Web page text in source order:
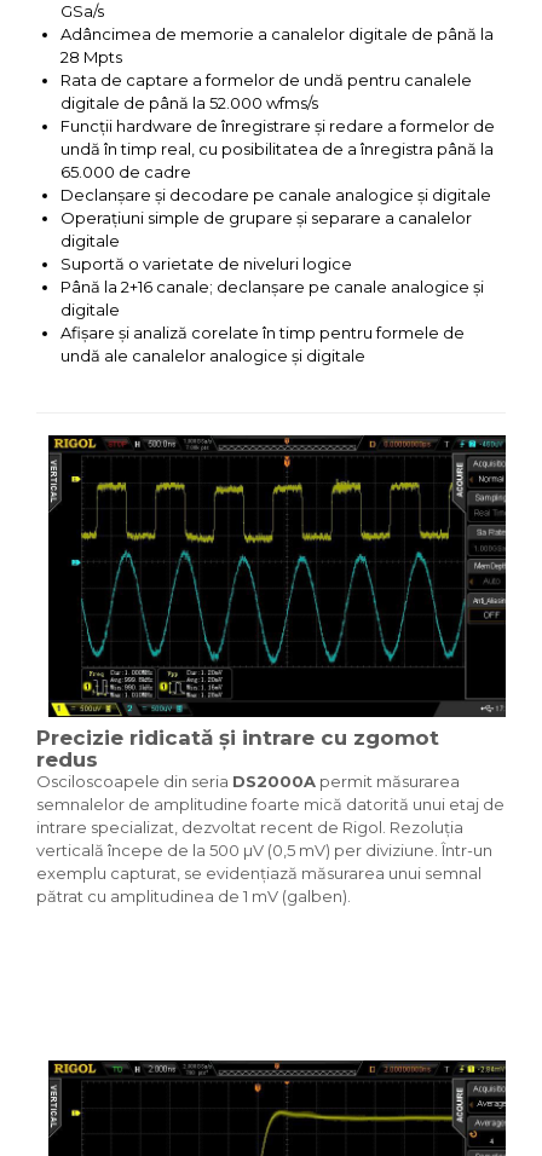
GSa/s
Adâncimea de memorie a canalelor digitale de până la
28 Mpts
Rata de captare a formelor de undă pentru canalele
digitale de până la 52.000 wfms/s
Funcții hardware de înregistrare și redare a formelor de
undă în timp real, cu posibilitatea de a înregistra până la
65.000 de cadre
Declanșare și decodare pe canale analogice și digitale
Operațiuni simple de grupare și separare a canalelor
digitale
Suportă o varietate de niveluri logice
Până la 2+16 canale; declanșare pe canale analogice și
digitale
Afișare și analiză corelate în timp pentru formele de
undă ale canalelor analogice și digitale
Precizie ridicată și intrare cu zgomot
redus
Osciloscoapele din seria DS2000A permit măsurarea
semnalelor de amplitudine foarte mică datorită unui etaj de
intrare specializat, dezvoltat recent de Rigol. Rezoluția
verticală începe de la 500 µV (0,5 mV) per diviziune. Într-un
exemplu capturat, se evidențiază măsurarea unui semnal
pătrat cu amplitudinea de 1 mV (galben).